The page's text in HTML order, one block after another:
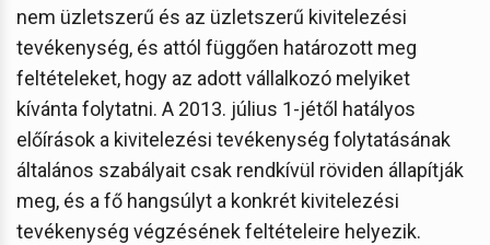
nem üzletszerű és az üzletszerű kivitelezési
tevékenység, és attól függően határozott meg
feltételeket, hogy az adott vállalkozó melyiket
kívánta folytatni. A 2013. július 1-jétől hatályos
előírások a kivitelezési tevékenység folytatásának
általános szabályait csak rendkívül röviden állapítják
meg, és a fő hangsúlyt a konkrét kivitelezési
tevékenység végzésének feltételeire helyezik.